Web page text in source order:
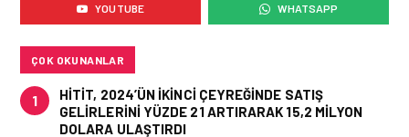
MACARISTAN’DAN
BUDAPEŞTE GÖNÜLLÜ
YOUTUBE WHATSAPP
ÇOK OKUNANLAR
1
HITIT, 2024’ÜN IKINCI ÇEYREĞINDE SATIŞ
GELIRLERINI YÜZDE 21 ARTIRARAK 15,2 MILYON
DOLARA ULAŞTIRDI